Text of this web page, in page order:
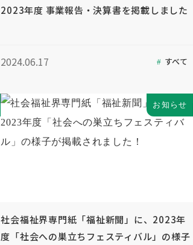
2023年度 事業報告・決算書を掲載しました
2024.06.17 すべて
お知らせ
社会福祉界専門紙「福祉新聞」に、2023年
度「社会への巣立ちフェスティバル」の様子